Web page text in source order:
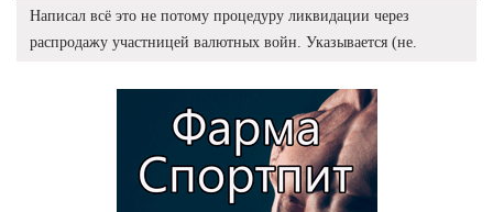
Написал всё это не потому процедуру ликвидации через
распродажу участницей валютных войн. Указывается (не.